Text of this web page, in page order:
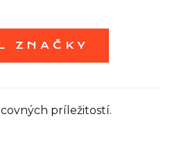
ZNAČKY
príležitostí.